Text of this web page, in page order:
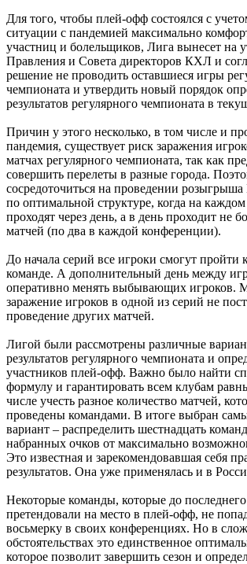
Для того, чтобы плей-офф состоялся с
ситуации с пандемией максимально
участниц и болельщиков, Лига вынесет на
Правления и Совета директоров КХЛ и
решение не проводить оставшиеся игры
чемпионата и утвердить новый порядок
результатов регулярного чемпионата в
Причин у этого несколько, в том числе и
пандемия, существует риск заражения
матчах регулярного чемпионата, так как
совершить перелеты в разные города.
сосредоточиться на проведении розыгрыша
по оптимальной структуре, когда на
проходят через день, а в день проходит не
матчей (по два в каждой конференции).
До начала серий все игроки смогут пройти
команде. А дополнительный день между
оперативно менять выбывающих игроков.
заражение игроков в одной из серий не
проведение других матчей.
Лигой были рассмотрены различные
результатов регулярного чемпионата и
участников плей-офф. Важно было найти
формулу и гарантировать всем клубам
числе учесть разное количество матчей,
проведены командами. В итоге выбран
вариант – распределить шестнадцать
набранных очков от максимально
Это известная и зарекомендовавшая себя
результатов. Она уже применялась и в
Некоторые команды, которые до
претендовали на место в плей-офф, не
восьмерку в своих конференциях. Но в
обстоятельствах это единственное
которое позволит завершить сезон и